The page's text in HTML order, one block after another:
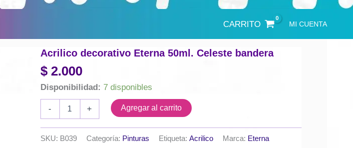
CARRITO MI CUENTA
Acrilico decorativo Eterna 50ml. Celeste bandera
$2.000
Disponibilidad: 7 disponibles
-
decorativo
Celeste
+ Agregar al carrito
SKU: B039 Categoría: Pinturas Etiqueta: Acrilico Marca: Eterna